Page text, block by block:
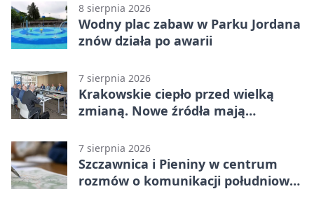
8 sierpnia 2026
Wodny plac zabaw w Parku Jordana
znów działa po awarii
7 sierpnia 2026
Krakowskie ciepło przed wielką
zmianą. Nowe źródła mają
7 sierpnia 2026
Szczawnica i Pieniny w centrum
rozmów o komunikacji południowej